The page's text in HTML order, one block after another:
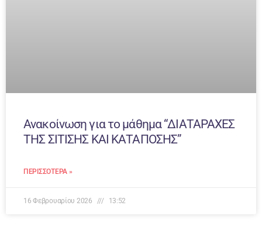
Ανακοίνωση για το μάθημα “ΔΙΑΤΑΡΑΧΕΣ
ΤΗΣ ΣΙΤΙΣΗΣ ΚΑΙ ΚΑΤΑΠΟΣΗΣ”
ΠΕΡΙΣΣΌΤΕΡΑ »
16 Φεβρουαρίου 2026 13:52